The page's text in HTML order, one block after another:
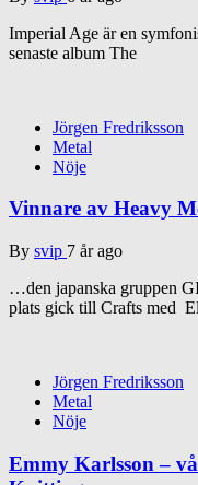
Imperial Age är en
senaste album The
Jörgen Fredriksson
Metal
Nöje
Vinnare av Heavy
By svip 7 år ago
…den japanska gruppen
plats gick till Crafts med
Jörgen Fredriksson
Metal
Nöje
Emmy Karlsson –